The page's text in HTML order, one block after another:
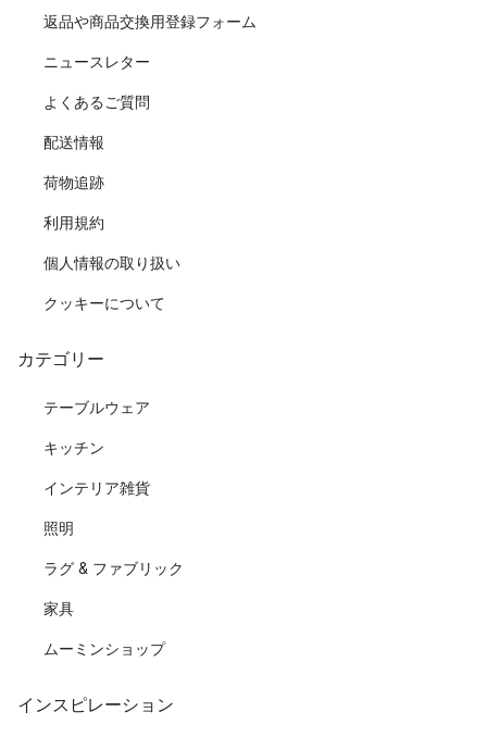
返品や商品交換用登録フォーム
ニュースレター
よくあるご質問
配送情報
荷物追跡
利用規約
個人情報の取り扱い
クッキーについて
カテゴリー
テーブルウェア
キッチン
インテリア雑貨
照明
ラグ & ファブリック
家具
ムーミンショップ
インスピレーション